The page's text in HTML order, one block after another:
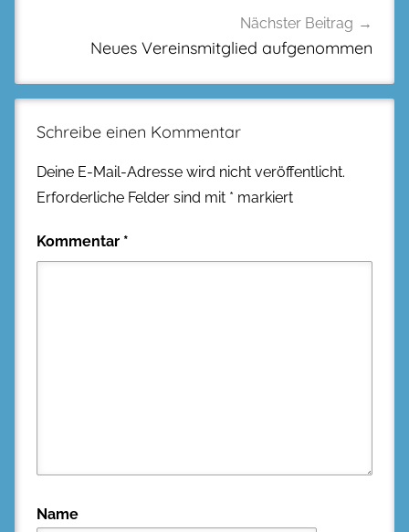
Nächster Beitrag
Neues Vereinsmitglied aufgenommen
Schreibe einen Kommentar
Deine E-Mail-Adresse wird nicht veröffentlicht.
Erforderliche Felder sind mit * markiert
Kommentar *
Name